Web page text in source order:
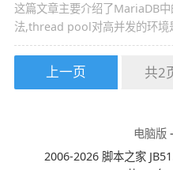
这篇文章主要介绍了MariaDB
法,thread pool对高并发的环境
可以参考下
上一页 共2
电脑版-
2006-2026 脚本之家